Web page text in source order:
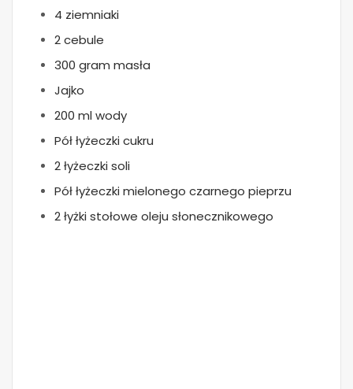
4 ziemniaki
2 cebule
300 gram masła
Jajko
200 ml wody
Pół łyżeczki cukru
2 łyżeczki soli
Pół łyżeczki mielonego czarnego pieprzu
2 łyżki stołowe oleju słonecznikowego